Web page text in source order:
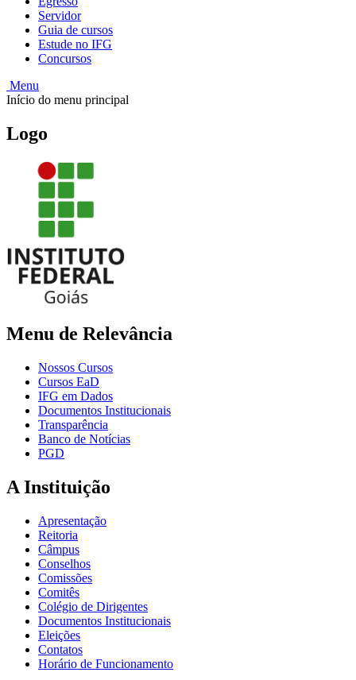
Servidor
Guia de cursos
Estude no IFG
Concursos
Menu
Início do menu principal
Logo
Menu de Relevância
Nossos Cursos
Cursos EaD
IFG em Dados
Documentos Institucionais
Transparência
Banco de Notícias
PGD
A Instituição
Apresentação
Reitoria
Câmpus
Conselhos
Comissões
Comitês
Colégio de Dirigentes
Documentos Institucionais
Eleições
Contatos
Horário de Funcionamento